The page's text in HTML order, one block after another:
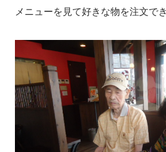
メニューを見て好きな物を注文で